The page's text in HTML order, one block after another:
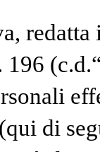
di